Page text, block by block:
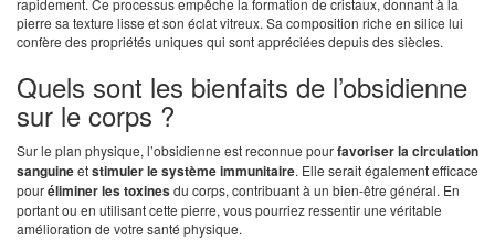
rapidement. Ce processus empêche la formation de cristaux, donnant à la
pierre sa texture lisse et son éclat vitreux. Sa composition riche en silice lui
confère des propriétés uniques qui sont appréciées depuis des siècles.
Quels sont les bienfaits de l’obsidienne
sur le corps ?
Sur le plan physique, l’obsidienne est reconnue pourfavoriser la circulation
sanguineetstimuler le système immunitaire. Elle serait également efficace
pouréliminer les toxinesdu corps, contribuant à un bien-être général. En
portant ou en utilisant cette pierre, vous pourriez ressentir une véritable
amélioration de votre santé physique.